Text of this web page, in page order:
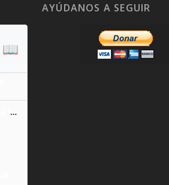
📖
Santa Teresa Benedicta de la Cruz
AYÚDANOS A SEGUIR